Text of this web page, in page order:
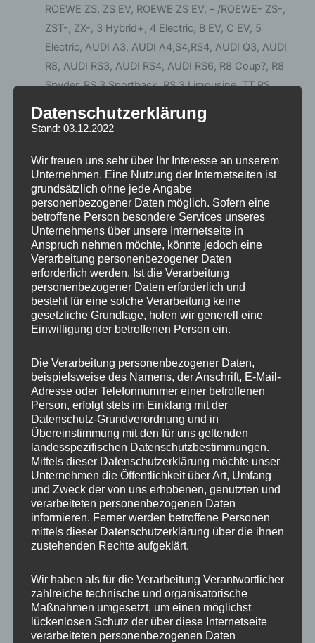
ROEWE ZS, ZS EV, ROEWE ZS EV, – /ROEWE- ZS-,
ZST-, ZX-, 3 Hybrid+, 4 Electric, B EV, C EV, 5
Electric, AUDI A3, AUDI A4,S4,RS4, AUDI Q3, AUDI
R8, AUDI RS3, AUDI RS4, AUDI RS6, R8 Coup?, R8
Spyder, RS 3 Sportback, RS 3 Limousine, TT RS
Coup?, TT RS Roadster, ALTEA, ALTEA XL, TOLEDO,
FREETRACK, ATECA, CUPRA ATECA, BORN, EXEO,
VZ e-Hybrid, Formentor VZ5, IBIZA, IBIZA, ARONA,
IBIZA,CORDOBA, LEON, LEON / LEON SC, LEON /
LEON SC / LEON ST / LEON X-PERIENCE, LEON,
LEON SPORTSTOURER, CUPRA LEON, CUPRA LEON
SPORTSTOURER, ALHAMBRA, TOLEDO,
TOLEDO/LEON, Tarraco, TAVASCAN, TERRAMAR,
ENYAQ, FABIA, KAROQ, KODIAQ, PRAKTIK, RAPID,
ROOMSTER, FABIA, PRAKTIK, SCALA, KAMIQ,
OCTAVIA, OCTAVIA, OCTAVIA RS, OCTAVIA SCOUT,
SUPERB, YETI, ARTEON, CADDY, CARAVELLE,
VARIANT), EOS, FOX, GOLF, GOLF / BORA, GOLF
PLUS, GOLF, GOLF GTE, GOLF, GOLF VARIANT,
GOLF SPORTSVAN, E-GOLF, GOLF, GOLF VARIANT,
GOLF SPORTSVAN, GOLF ALLTRACK, ID. BUZZ
CARGO/- 150 KW, – PURE 125 KW, – PRO 210 KW, –
CARGO PRO 4MOTION, ID. BUZZ PRO/ – 150 KW, –
LR/KR 210 kW, – PURE KR 125 KW, – GTX LR/KR 250
kW;, ID.3, ID.4, ID.5, ID.7, JETTA (VI) MJ 2010-, JETTA,
BEETLE, JETTA, GOLF, NEW BEETLE CABRIOLET MJ
2002-2010, NEW BEETLE MJ 1997-2010, PASSAT,
T-ROC, TAIGO, TIGUAN, TOURAN, CORRADO, GOLF,
VENTO, PHAETON, SHARAN, T4, T4 (ab 1996)
Typ:GB, 8X, 8V, GY, B5, 4B, D2, C 4, 44 Q, B 4, 89 Q,
8Z, 8L, 8P, 8H, 8E, 4F, 4E, 42, 8J, 8N, D 11, GA, 8U,
Datenschutzerklärung
Stand: 03.12.2022
Wir freuen uns sehr über Ihr Interesse an unserem
Unternehmen. Eine Nutzung der Internetseiten ist
grundsätzlich ohne jede Angabe
personenbezogener Daten möglich. Sofern eine
betroffene Person besondere Services unseres
Unternehmens über unsere Internetseite in
Anspruch nehmen möchte, könnte jedoch eine
Verarbeitung personenbezogener Daten
erforderlich werden. Ist die Verarbeitung
personenbezogener Daten erforderlich und
besteht für eine solche Verarbeitung keine
gesetzliche Grundlage, holen wir generell eine
Einwilligung der betroffenen Person ein.
Die Verarbeitung personenbezogener Daten,
beispielsweise des Namens, der Anschrift, E-Mail-
Adresse oder Telefonnummer einer betroffenen
Person, erfolgt stets im Einklang mit der
Datenschutz-Grundverordnung und in
Übereinstimmung mit den für uns geltenden
landesspezifischen Datenschutzbestimmungen.
Mittels dieser Datenschutzerklärung möchte unser
Unternehmen die Öffentlichkeit über Art, Umfang
und Zweck der von uns erhobenen, genutzten und
verarbeiteten personenbezogenen Daten
informieren. Ferner werden betroffene Personen
mittels dieser Datenschutzerklärung über die ihnen
zustehenden Rechte aufgeklärt.
Wir haben als für die Verarbeitung Verantwortlicher
zahlreiche technische und organisatorische
Maßnahmen umgesetzt, um einen möglichst
lückenlosen Schutz der über diese Internetseite
verarbeiteten personenbezogenen Daten